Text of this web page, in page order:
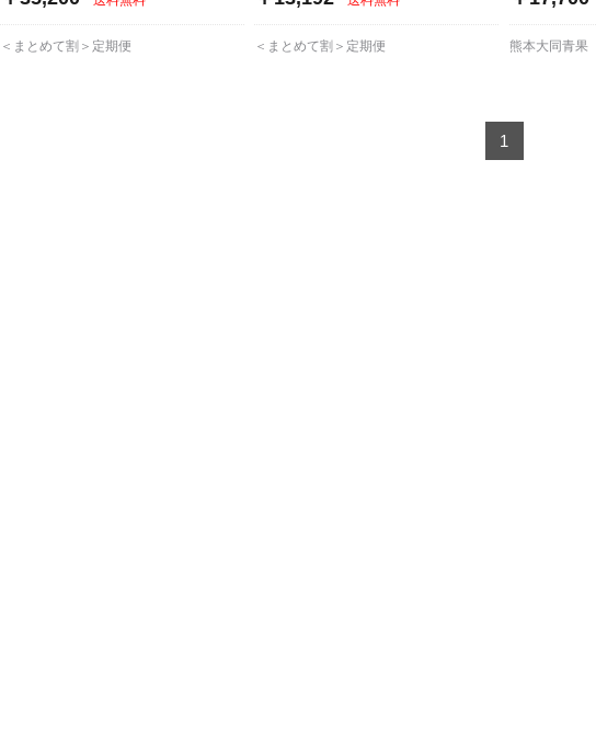
＜まとめて割＞定期便 ＜まとめて割＞定期便 熊本大同青果
1